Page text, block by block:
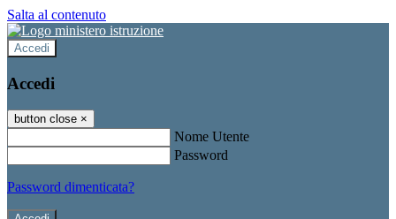
Salta al contenuto
Accedi
Accedi
button close ×
Nome Utente
Password
Password dimenticata?